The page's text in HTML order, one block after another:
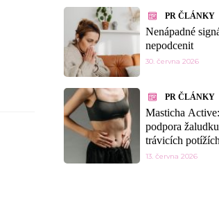
PR ČLÁNKY
Nenápadné
nepodcenit
30. června 2026
PR ČLÁNKY
Masticha
podpora
trávicích potížích
13. června 2026